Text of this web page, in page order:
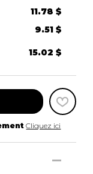
11.78 $
9.51 $
15.02 $
Cliquez ici